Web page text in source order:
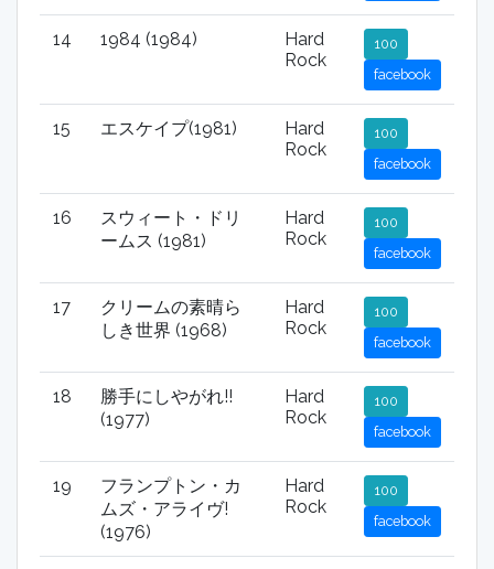
14 1984 (1984)
Hard
Rock
100
facebook
15 エスケイプ(1981)
Hard
Rock
100
facebook
16
スウィート・ドリ
ームス (1981)
Hard
Rock
100
facebook
17
クリームの素晴ら
しき世界 (1968)
Hard
Rock
100
facebook
18
勝手にしやがれ!!
(1977)
Hard
Rock
100
facebook
19
フランプトン・カ
ムズ・アライヴ!
(1976)
Hard
Rock
100
facebook